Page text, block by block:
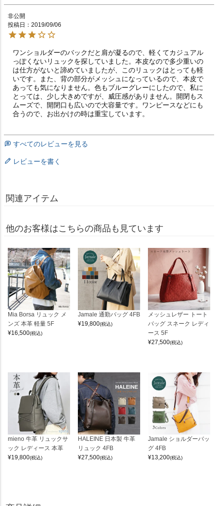
非公開
投稿日
2019/09/06
ワンショルダーのバックだと肩が凝るので、軽くてカジュアル
っぽくないリュックを探していました。本皮なので多少重いの
は仕方がないと諦めていましたが、このリュックはとっても軽
いです。また、背の部分がメッシュになっているので、本皮で
あっても気になりません。色もブルーグレーにしたので、私に
とっては、少し大きめですが、威圧感がありません。開閉もス
ムーズで、開閉口も広いので大容量です。ワンピースなどにも
合うので、お出かけの時は重宝しています。
すべてのレビューを見る
レビューを書く
関連アイテム
他のお客様はこちらの商品も見ています
Mia Borsa リュック メ
ンズ 本革 軽量 5F
¥16,500(税込)
Jamale 通勤バッグ 4FB
¥19,800(税込)
メッシュレザー トート
バッグ スネーク レディ
ース 5F
¥27,500(税込)
mieno 牛革 リュックサ
ック レディース 本革
¥19,800(税込)
HALEINE 日本製 牛革
リュック 4FB
¥27,500(税込)
Jamale ショルダーバッ
グ 4FB
¥13,200(税込)